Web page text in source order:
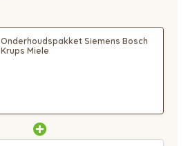
Onderhoudspakket Siemens Bosch
Krups Miele